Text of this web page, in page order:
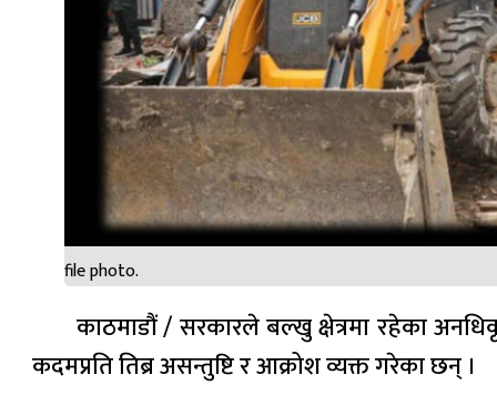
file photo.
काठमाडौं / सरकारले बल्खु क्षेत्रमा रहेका
कदमप्रति तिब्र असन्तुष्टि र आक्रोश व्यक्त गरेका छन् ।